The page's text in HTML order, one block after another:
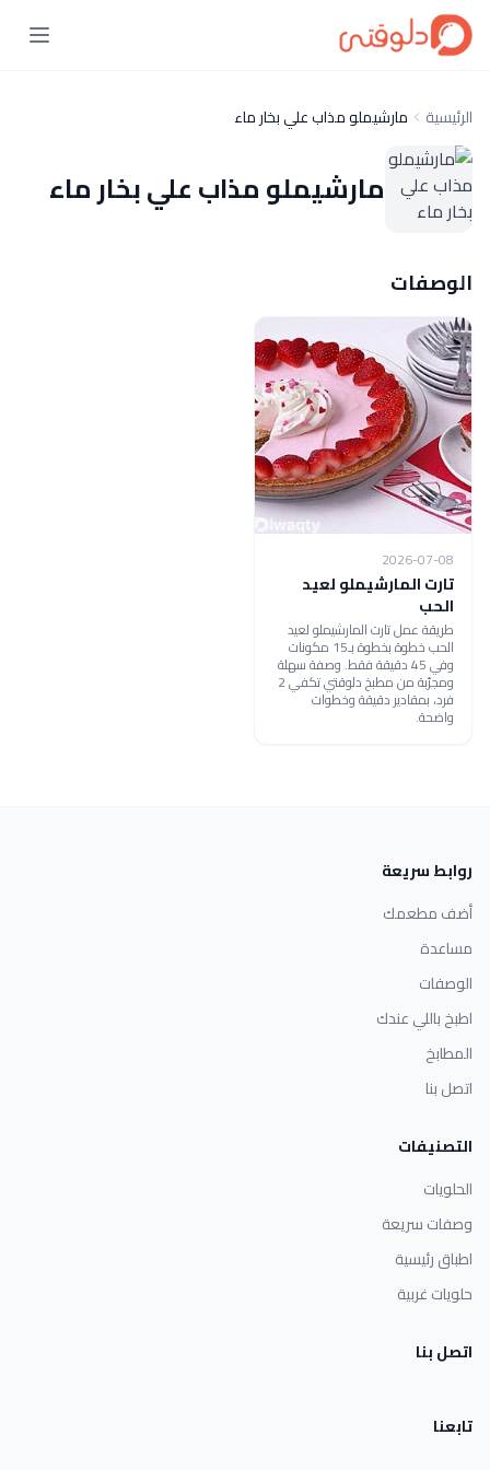
الرئيسية مارشيملو مذاب علي بخار ماء
مارشيملو مذاب علي بخار ماء
الوصفات
2026-07-08
تارت المارشيملو لعيد
الحب
طريقة عمل تارت المارشيملو لعيد
الحب خطوة بخطوة بـ15 مكونات
وفي 45 دقيقة فقط. وصفة سهلة
ومجرّبة من مطبخ دلوقتي تكفي 2
فرد، بمقادير دقيقة وخطوات
واضحة.
روابط سريعة
أضف مطعمك
مساعدة
الوصفات
اطبخ باللي عندك
المطابخ
اتصل بنا
التصنيفات
الحلويات
وصفات سريعة
اطباق رئيسية
حلويات غربية
اتصل بنا
تابعنا